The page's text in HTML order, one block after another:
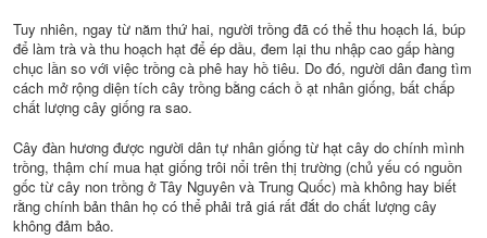
Tuy nhiên, ngay từ năm thứ hai, người trồng đã có thể thu hoạch lá, búp
để làm trà và thu hoạch hạt để ép dầu, đem lại thu nhập cao gấp hàng
chục lần so với việc trồng cà phê hay hồ tiêu. Do đó, người dân đang tìm
cách mở rộng diện tích cây trồng bằng cách ồ ạt nhân giống, bất chấp
chất lượng cây giống ra sao.
Cây đàn hương được người dân tự nhân giống từ hạt cây do chính mình
trồng, thậm chí mua hạt giống trôi nổi trên thị trường (chủ yếu có nguồn
gốc từ cây non trồng ở Tây Nguyên và Trung Quốc) mà không hay biết
rằng chính bản thân họ có thể phải trả giá rất đắt do chất lượng cây
không đảm bảo.